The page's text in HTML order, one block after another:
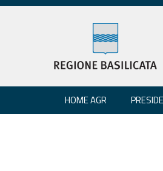
HOME AGR